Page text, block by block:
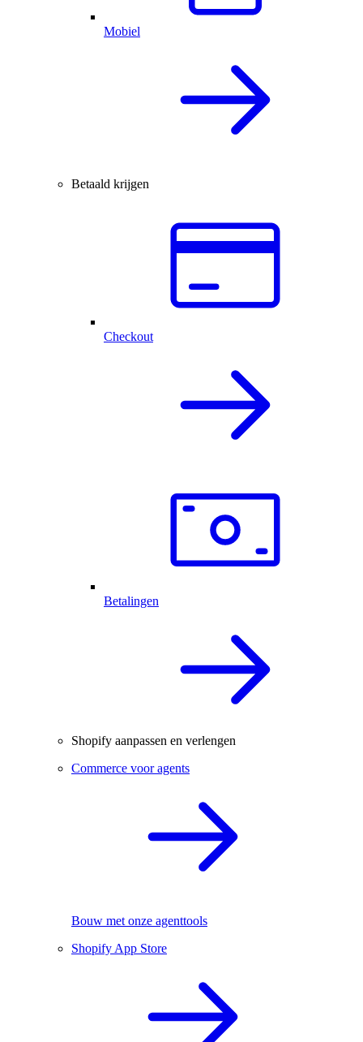
Mobiel
Betaald krijgen
Checkout
Betalingen
Shopify aanpassen en verlengen
Commerce voor agents
Bouw met onze agenttools
Shopify App Store